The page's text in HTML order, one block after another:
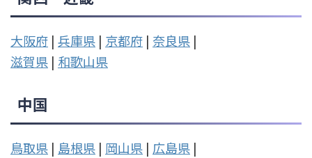
大阪府 | 兵庫県 | 京都府 | 奈良県 |
滋賀県 | 和歌山県
中国
鳥取県 | 島根県 | 岡山県 | 広島県 |